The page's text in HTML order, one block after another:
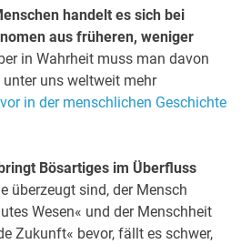
handelt es sich bei
aus früheren, weniger
in Wahrheit muss man davon
uns weltweit mehr
in der menschlichen Geschichte
Bösartiges im Überfluss
überzeugt sind, der Mensch
Wesen« und der Menschheit
Zukunft« bevor, fällt es schwer,